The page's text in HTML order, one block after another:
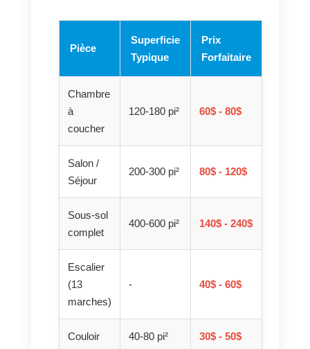
Pièce
Superficie
Typique
Prix
Forfaitaire
Chambre
à
coucher
120-180 pi² 60$ - 80$
Salon /
Séjour
200-300 pi² 80$ - 120$
Sous-sol
complet
400-600 pi² 140$ - 240$
Escalier
(13
marches)
- 40$ - 60$
Couloir 40-80 pi² 30$ - 50$